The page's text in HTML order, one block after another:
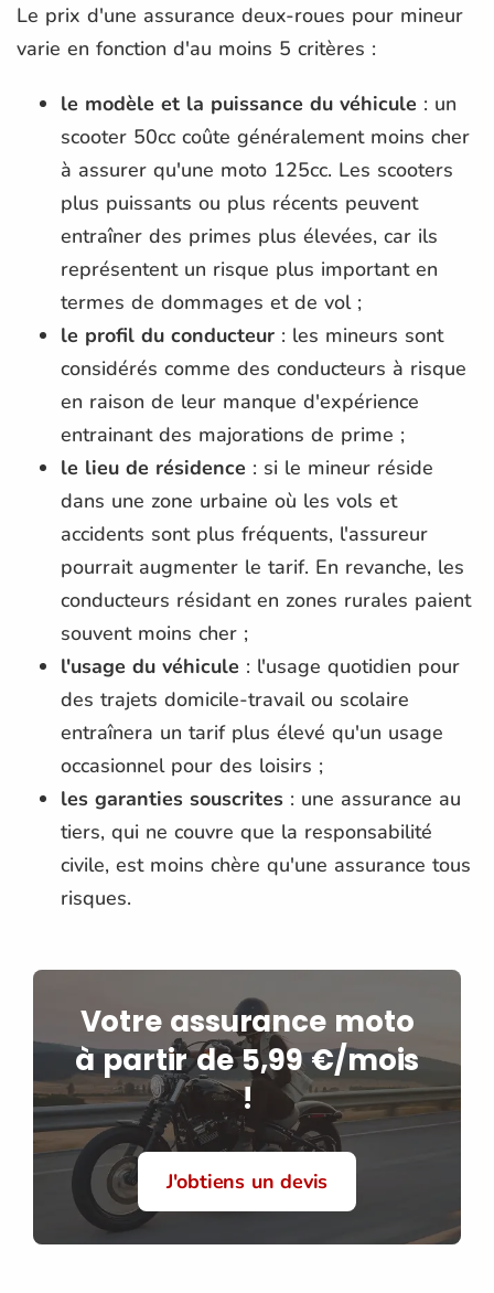
Le prix d'une assurance deux-roues pour mineur
varie en fonction d'au moins 5 critères :
le modèle et la puissance du véhicule : un
scooter 50cc coûte généralement moins cher
à assurer qu'une moto 125cc. Les scooters
plus puissants ou plus récents peuvent
entraîner des primes plus élevées, car ils
représentent un risque plus important en
termes de dommages et de vol​ ;
le profil du conducteur : les mineurs sont
considérés comme des conducteurs à risque
en raison de leur manque d'expérience
entrainant des majorations de prime ;
le lieu de résidence : si le mineur réside
dans une zone urbaine où les vols et
accidents sont plus fréquents, l'assureur
pourrait augmenter le tarif. En revanche, les
conducteurs résidant en zones rurales paient
souvent moins cher ;
l'usage du véhicule : l'usage quotidien pour
des trajets domicile-travail ou scolaire
entraînera un tarif plus élevé qu'un usage
occasionnel pour des loisirs ;
les garanties souscrites : une assurance au
tiers, qui ne couvre que la responsabilité
civile, est moins chère qu'une assurance tous
risques​.
Votre assurance moto
à partir de 5,99 €/mois
!
J'obtiens un devis